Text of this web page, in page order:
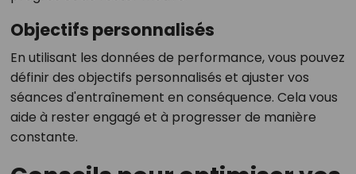
Objectifs personnalisés
En utilisant les données de performance, vous pouvez
définir des objectifs personnalisés et ajuster vos
séances d'entraînement en conséquence. Cela vous
aide à rester engagé et à progresser de manière
constante.